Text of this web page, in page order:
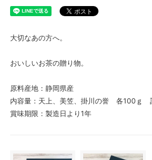
大切なあの方へ。
おいしいお茶の贈り物。
原料産地：静岡県産
内容量：天上、美笠、掛川の誉 各100ｇ
賞味期限：製造日より1年